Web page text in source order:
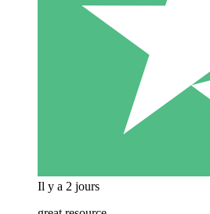
Il y a 2 jours